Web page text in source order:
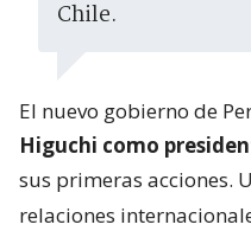
Chile.
El nuevo gobierno de
Higuchi como
sus primeras acciones.
relaciones